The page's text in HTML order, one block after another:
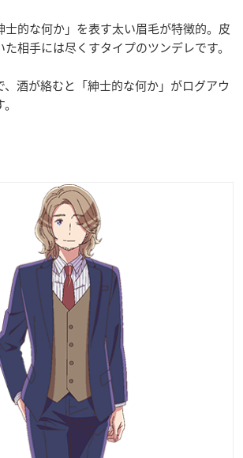
士的な何か」を表す太い眉毛が特徴的。皮
相手には尽くすタイプのツンデレです。
酒が絡むと「紳士的な何か」がログアウ